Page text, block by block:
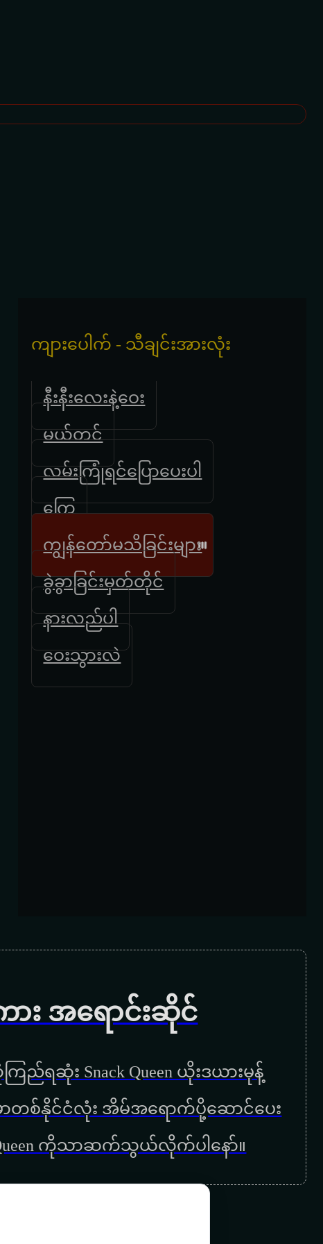
ကျားပေါက် - သီချင်းအားလုံး
နီးနီးလေးနဲ့ဝေး
မယ်တင်
လမ်းကြုံရင်ပြောပေးပါ
ကြွေ
ကျွန်တော်မသိခြင်းများ
ခွဲခွာခြင်းမှတ်တိုင်
နားလည်ပါ
ဝေးသွားလဲ
း အရောင်းဆိုင်
ရဆုံး Snack Queen ယိုးဒယားမုန့်
န်မာတစ်နိုင်ငံလုံး အိမ်အရောက်ပို့ဆောင်ပေး
ကိုသာဆက်သွယ်လိုက်ပါနော်။